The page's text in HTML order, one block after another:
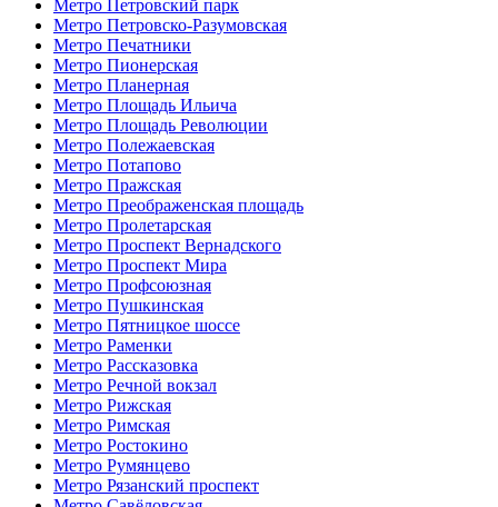
Метро Петровский парк
Метро Петровско-Разумовская
Метро Печатники
Метро Пионерская
Метро Планерная
Метро Площадь Ильича
Метро Площадь Революции
Метро Полежаевская
Метро Потапово
Метро Пражская
Метро Преображенская площадь
Метро Пролетарская
Метро Проспект Вернадского
Метро Проспект Мира
Метро Профсоюзная
Метро Пушкинская
Метро Пятницкое шоссе
Метро Раменки
Метро Рассказовка
Метро Речной вокзал
Метро Рижская
Метро Римская
Метро Ростокино
Метро Румянцево
Метро Рязанский проспект